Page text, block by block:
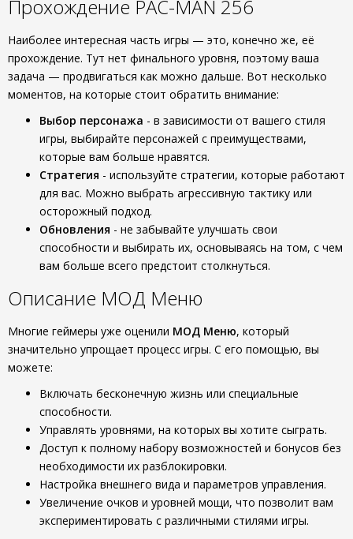
Прохождение PAC-MAN 256
Наиболее интересная часть игры — это, конечно же, её
прохождение. Тут нет финального уровня, поэтому ваша
задача — продвигаться как можно дальше. Вот несколько
моментов, на которые стоит обратить внимание:
Выбор персонажа - в зависимости от вашего стиля
игры, выбирайте персонажей с преимуществами,
которые вам больше нравятся.
Стратегия - используйте стратегии, которые работают
для вас. Можно выбрать агрессивную тактику или
осторожный подход.
Обновления - не забывайте улучшать свои
способности и выбирать их, основываясь на том, с чем
вам больше всего предстоит столкнуться.
Описание МОД Меню
Многие геймеры уже оценили МОД Меню, который
значительно упрощает процесс игры. С его помощью, вы
можете:
Включать бесконечную жизнь или специальные
способности.
Управлять уровнями, на которых вы хотите сыграть.
Доступ к полному набору возможностей и бонусов без
необходимости их разблокировки.
Настройка внешнего вида и параметров управления.
Увеличение очков и уровней мощи, что позволит вам
экспериментировать с различными стилями игры.